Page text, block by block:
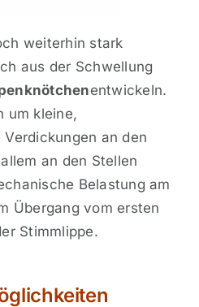
weiterhin stark
aus der Schwellung
entwickeln.
um kleine,
an den
an den Stellen
Belastung am
Übergang vom ersten
Stimmlippe.